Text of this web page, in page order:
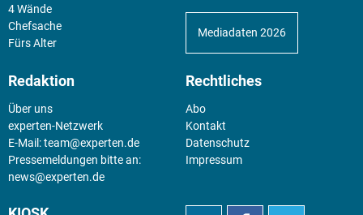
4 Wände
Chefsache
Fürs Alter
Mediadaten 2026
Redaktion
Über uns
experten-Netzwerk
E-Mail:team@experten.de
Pressemeldungen bitte an:
news@experten.de
Rechtliches
Abo
Kontakt
Datenschutz
Impressum